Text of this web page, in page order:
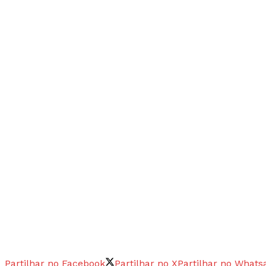
Partilhar no Facebook Partilhar no XPartilhar no